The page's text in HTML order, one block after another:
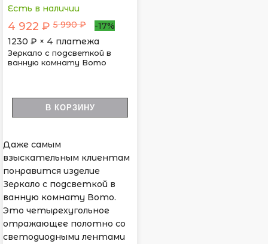
Есть в наличии
4 922 ₽ 5 990 ₽
-17%
1230 ₽ × 4 платежа
Зеркало с подсветкой в
ванную комнату Вото
В КОРЗИНУ
Даже самым
взыскательным клиентам
понравится изделие
Зеркало с подсветкой в
ванную комнату Вото.
Это четырехугольное
отражающее полотно со
светодиодными лентами